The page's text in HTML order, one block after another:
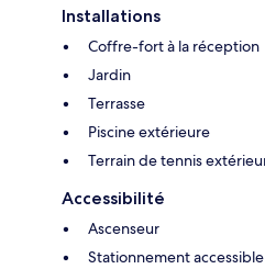
Installations
Coffre-fort à la réception
Jardin
Terrasse
Piscine extérieure
Terrain de tennis
Accessibilité
Ascenseur
Stationnement